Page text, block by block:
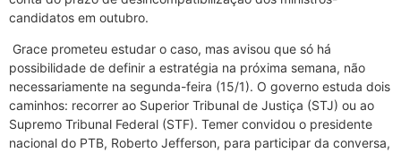
candidatos em outubro.
Grace prometeu estudar o caso, mas avisou que só há
possibilidade de definir a estratégia na próxima semana, não
necessariamente na segunda-feira (15/1). O governo estuda dois
caminhos: recorrer ao Superior Tribunal de Justiça (STJ) ou ao
Supremo Tribunal Federal (STF). Temer convidou o presidente
nacional do PTB, Roberto Jefferson, para participar da conversa,